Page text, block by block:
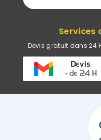
Services
Devis gratuit dans 24